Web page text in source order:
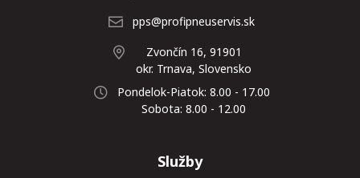
pps@profipneuservis.sk
Zvončín 16, 91901
okr. Trnava, Slovensko
Pondelok-Piatok: 8.00 - 17.00
Sobota: 8.00 - 12.00
Služby